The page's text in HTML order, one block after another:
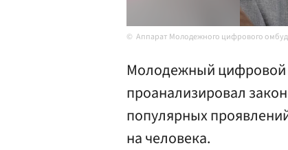
Аппарат Молодежного цифрового
Молодежный цифровой
проанализировал
популярных
на человека.